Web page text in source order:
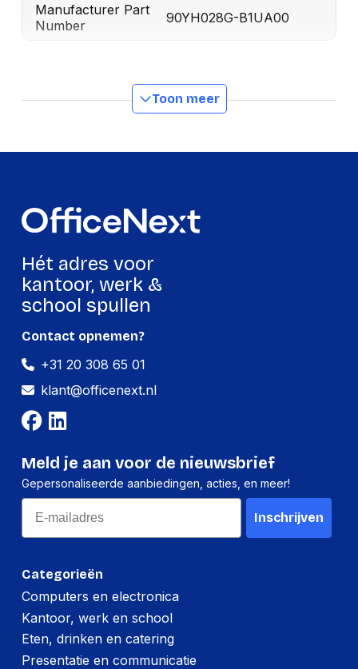
Manufacturer Part
Number
90YH028G-B1UA00
Impedantie
32 Ω
Code
systeem (HS)
Microfoon
Microfoontype
Microphone direction
Gevoeligheid
microfoon
Overige specificaties
Audio-
uitgangskanalen
Poorten interfaces
ConnectiviteitstechnologieBedraad
Bluetooth
Nee
Toon meer
Hét adres voor
kantoor, werk &
school spullen
Categorieën
Computers en electronica
Kantoor, werk en school
Eten, drinken en catering
Presentatie en communicatie
Contact opnemen?
+31 20 308 65 01
klant@officenext.nl
Meld je aan voor de nieuwsbrief
Gepersonaliseerde aanbiedingen, acties, en meer!
Email
Inschrijven